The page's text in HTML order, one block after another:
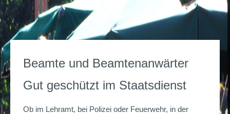
Beamte und Beamtenanwärter
Gut geschützt im Staatsdienst
Ob im Lehramt, bei Polizei oder Feuerwehr, in der